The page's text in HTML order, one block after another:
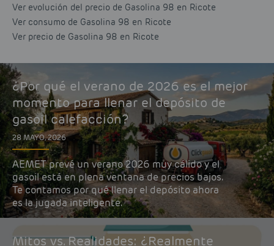
Ver evolución del precio de Gasolina 98 en Ricote
Ver consumo de Gasolina 98 en Ricote
Ver precio de Gasolina 98 en Ricote
¿Por qué el verano de 2026 es el mejor
momento para llenar el depósito de
gasoil calefacción?
28 MAYO, 2026
AEMET prevé un verano 2026 muy cálido y el
gasoil está en plena ventana de precios bajos.
Te contamos por qué llenar el depósito ahora
es la jugada inteligente.
Mitos vs. Realidades: ¿Realmente